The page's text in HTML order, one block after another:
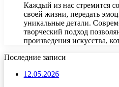
Каждый из нас стремится
своей жизни, передать
уникальные детали.
творческий подход
произведения искусства,
Последние записи
12.05.2026